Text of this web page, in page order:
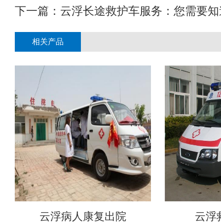
下一篇： 云浮长途救护车服务：您需要
相关产品
云浮病人康复出院 云浮